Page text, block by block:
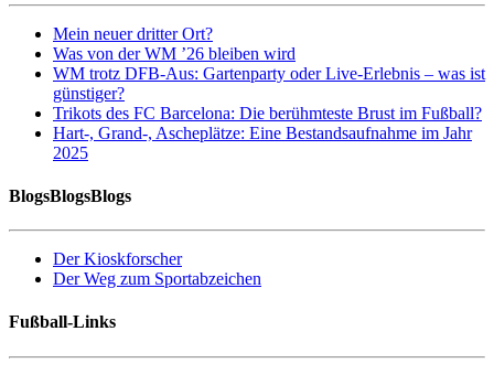
Mein neuer dritter Ort?
Was von der WM ’26 bleiben wird
WM trotz DFB-Aus: Gartenparty oder Live-Erlebnis – was ist
günstiger?
Trikots des FC Barcelona: Die berühmteste Brust im Fußball?
Hart-, Grand-, Ascheplätze: Eine Bestandsaufnahme im Jahr
2025
BlogsBlogsBlogs
Der Kioskforscher
Der Weg zum Sportabzeichen
Fußball-Links